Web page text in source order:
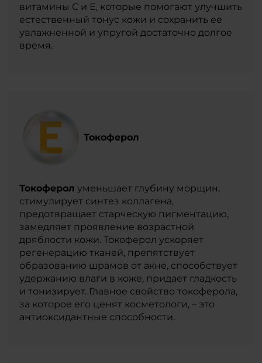
витамины С и Е, которые помогают улучшить
естественный тонус кожи и сохранить ее
увлажненной и упругой достаточно долгое
время.
Токоферол
Токоферол уменьшает глубину морщин,
стимулирует синтез коллагена,
предотвращает старческую пигментацию,
замедляет проявление возрастной
дряблости кожи. Токоферол ускоряет
регенерацию тканей, препятствует
образованию шрамов от акне, способствует
удержанию влаги в коже, придает гладкость
и тонизирует. Главное свойство токоферола,
за которое его ценят косметологи, – это
антиоксидантные способности.